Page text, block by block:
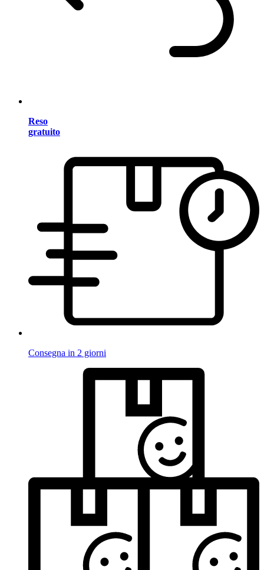
Reso
gratuito
Consegna in 2 giorni